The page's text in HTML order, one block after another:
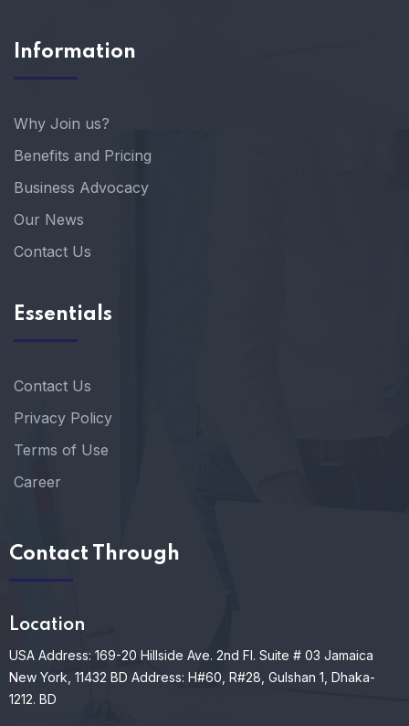
Information
Why Join us?
Benefits and Pricing
Business Advocacy
Our News
Contact Us
Essentials
Contact Us
Privacy Policy
Terms of Use
Career
Contact Through
Location
USA Address: 169-20 Hillside Ave. 2nd Fl. Suite # 03 Jamaica
New York, 11432 BD Address: H#60, R#28, Gulshan 1, Dhaka-
1212. BD